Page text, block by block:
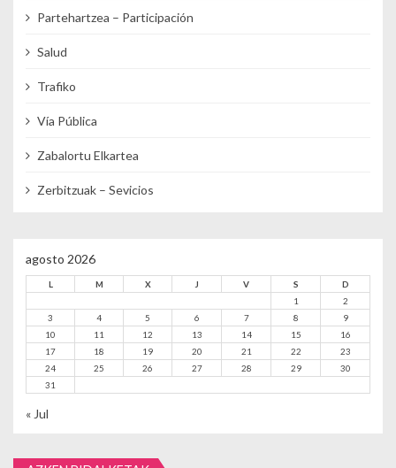
Partehartzea – Participación
Salud
Trafiko
Vía Pública
Zabalortu Elkartea
Zerbitzuak – Sevicios
agosto 2026
L M X J V S
D
1
2
3
4 5 6 7 8
9
10
11 12 13 14 15
16
17
18 19 20 21 22
23
24
25 26 27 28 29
30
31
« Jul